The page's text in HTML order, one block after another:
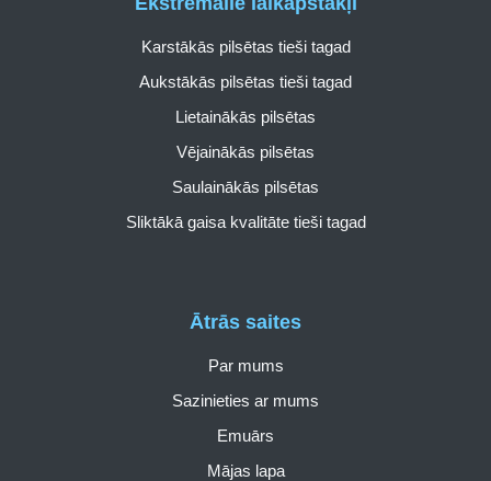
Ātrās saites
Par mums
Sazinieties ar mums
Emuārs
Mājas lapa
Karstākās pilsētas tieši tagad
Aukstākās pilsētas tieši tagad
Lietainākās pilsētas
Vējainākās pilsētas
Saulainākās pilsētas
Sliktākā gaisa kvalitāte tieši tagad